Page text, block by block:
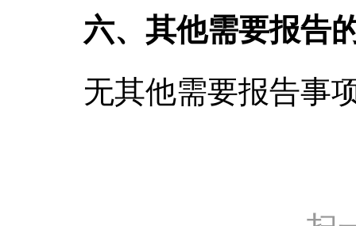
六、其他需要报告
无其他需要报告事